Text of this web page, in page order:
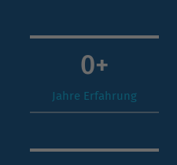
0+
Jahre Erfahrung